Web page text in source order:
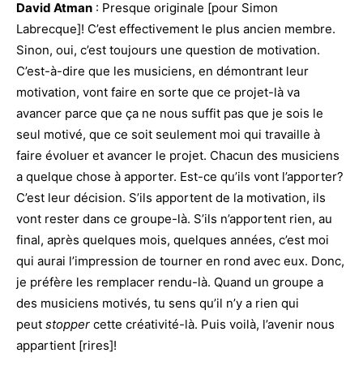
David Atman : Presque originale [pour Simon
Labrecque]! C’est effectivement le plus ancien membre.
Sinon, oui, c’est toujours une question de motivation.
C’est-à-dire que les musiciens, en démontrant leur
motivation, vont faire en sorte que ce projet-là va
avancer parce que ça ne nous suffit pas que je sois le
seul motivé, que ce soit seulement moi qui travaille à
faire évoluer et avancer le projet. Chacun des musiciens
a quelque chose à apporter. Est-ce qu’ils vont l’apporter?
C’est leur décision. S’ils apportent de la motivation, ils
vont rester dans ce groupe-là. S’ils n’apportent rien, au
final, après quelques mois, quelques années, c’est moi
qui aurai l’impression de tourner en rond avec eux. Donc,
je préfère les remplacer rendu-là. Quand un groupe a
des musiciens motivés, tu sens qu’il n’y a rien qui
peut stopper cette créativité-là. Puis voilà, l’avenir nous
appartient [rires]!